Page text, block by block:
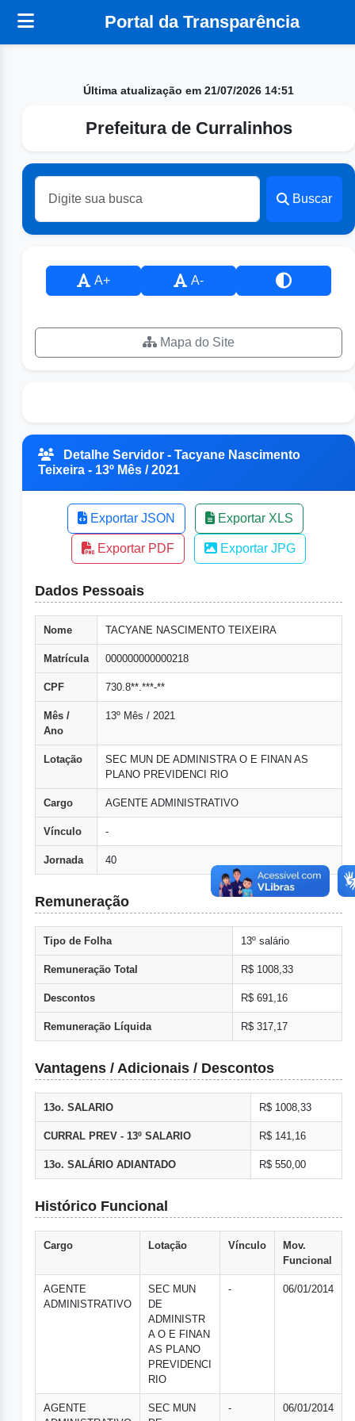
Portal da Transparência
Última atualização em 21/07/2026 14:51
Prefeitura de Curralinhos
Buscar
A+ A-
Mapa do Site
Detalhe Servidor - Tacyane Nascimento
Teixeira - 13º Mês / 2021
Exportar JSON Exportar XLS
Exportar PDF Exportar JPG
Dados Pessoais
Nome TACYANE NASCIMENTO TEIXEIRA
Matrícula 000000000000218
CPF 730.8**.***-**
Mês /
Ano
13º Mês / 2021
Lotação
SEC MUN DE ADMINISTRA O E FINAN AS
PLANO PREVIDENCI RIO
Cargo AGENTE ADMINISTRATIVO
Vínculo -
Jornada 40
Remuneração
Tipo de Folha 13º salário
Remuneração Total R$ 1008,33
Descontos R$ 691,16
Remuneração Líquida R$ 317,17
Vantagens / Adicionais / Descontos
13o. SALARIO R$ 1008,33
CURRAL PREV - 13º SALARIO R$ 141,16
13o. SALÁRIO ADIANTADO R$ 550,00
Histórico Funcional
Cargo Lotação Vínculo
Mov.
Funcional
AGENTE
ADMINISTRATIVO
SEC MUN
DE
ADMINISTR
A O E FINAN
AS PLANO
PREVIDENCI
RIO
- 06/01/2014
AGENTE
SEC MUN
- 06/01/2014